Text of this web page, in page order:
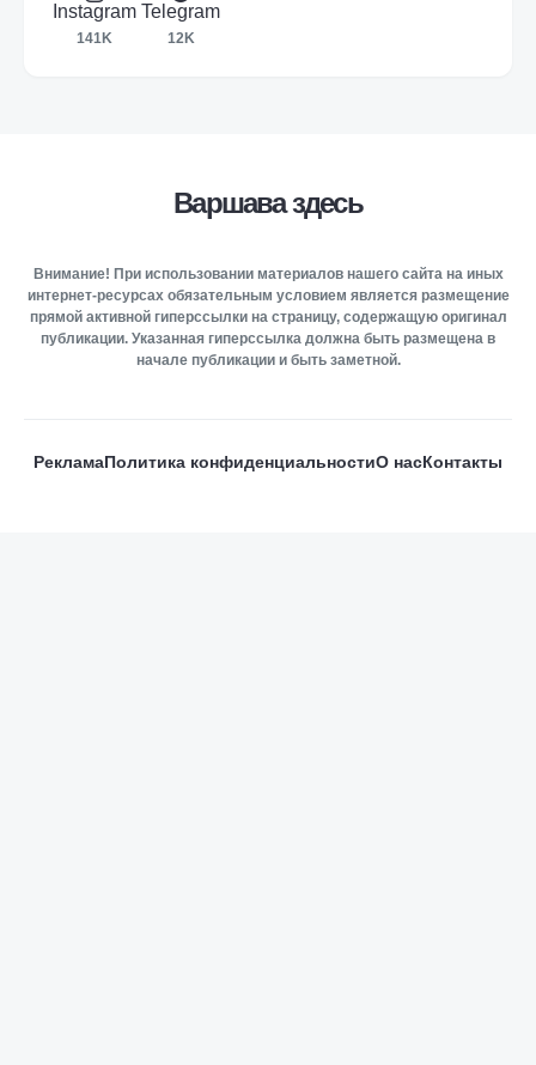
Instagram
141K
Telegram
12K
Варшава здесь
Внимание! При использовании материалов нашего сайта на иных
интернет-ресурсах обязательным условием является размещение
прямой активной гиперссылки на страницу, содержащую оригинал
публикации. Указанная гиперссылка должна быть размещена в
начале публикации и быть заметной.
РекламаПолитика конфиденциальностиО насКонтакты